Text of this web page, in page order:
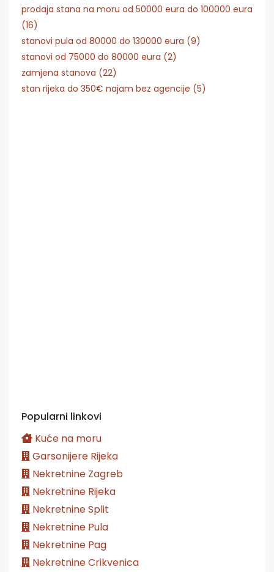
prodaja stana na moru od 50000 eura do 100000 eura
(16)
stanovi pula od 80000 do 130000 eura (9)
stanovi od 75000 do 80000 eura (2)
zamjena stanova (22)
stan rijeka do 350€ najam bez agencije (5)
Popularni linkovi
Kuće na moru
Garsonijere Rijeka
Nekretnine Zagreb
Nekretnine Rijeka
Nekretnine Split
Nekretnine Pula
Nekretnine Pag
Nekretnine Crikvenica